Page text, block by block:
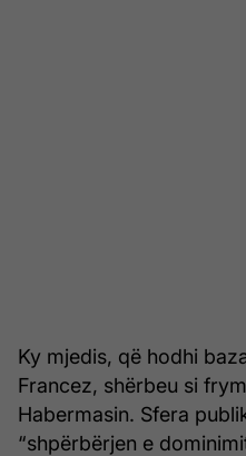
Ky mjedis, që hodhi
Francez, shërbeu si
Habermasin. Sfera
“shpërbërjen e